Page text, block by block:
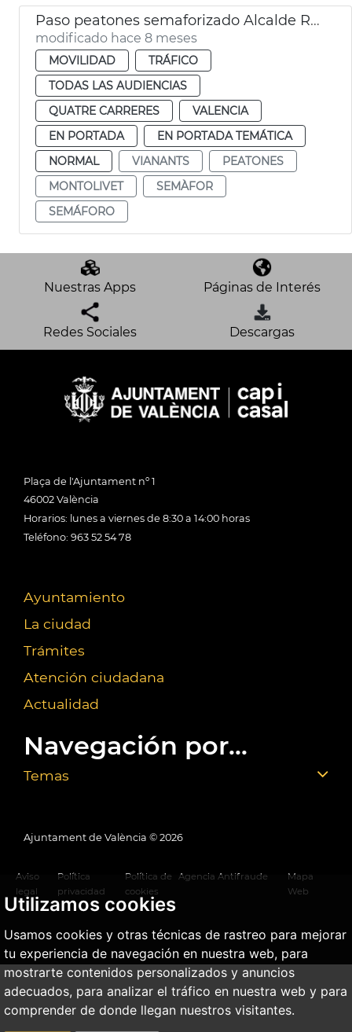
Utilizamos cookies
Usamos cookies y otras técnicas de rastreo para mejorar
tu experiencia de navegación en nuestra web, para
mostrarte contenidos personalizados y anuncios
adecuados, para analizar el tráfico en nuestra web y para
comprender de donde llegan nuestros visitantes.
Paso peatones semaforizado Alcalde Reig València
modificado hace 8 meses
MOVILIDAD
TRÁFICO
TODAS LAS AUDIENCIAS
QUATRE CARRERES
VALENCIA
EN PORTADA
EN PORTADA TEMÁTICA
NORMAL
VIANANTS
PEATONES
MONTOLIVET
SEMÀFOR
SEMÁFORO
Nuestras Apps Páginas de Interés
Redes Sociales Descargas
Plaça de l'Ajuntament nº 1
46002 València
Horarios: lunes a viernes de 8:30 a 14:00 horas
Teléfono: 963 52 54 78
Ayuntamiento
La ciudad
Trámites
Atención ciudadana
Actualidad
Navegación por...
Temas
Ajuntament de València © 2026
Aviso
legal
Política
privacidad
Política de
cookies
Agencia Antifraude
Mapa
Web